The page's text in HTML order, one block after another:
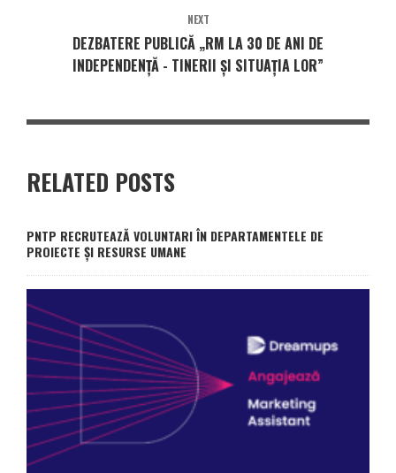
NEXT
DEZBATERE PUBLICĂ „RM LA 30 DE ANI DE
INDEPENDENȚĂ - TINERII ȘI SITUAȚIA LOR”
RELATED POSTS
PNTP RECRUTEAZĂ VOLUNTARI ÎN DEPARTAMENTELE DE
PROIECTE ȘI RESURSE UMANE